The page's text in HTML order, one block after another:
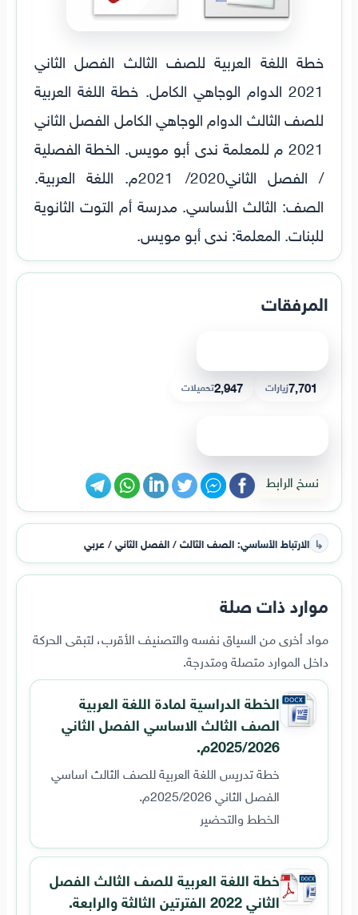
خطة اللغة العربية للصف الثالث الفصل الثاني
2021 الدوام الوجاهي الكامل. خطة اللغة العربية
للصف الثالث الدوام الوجاهي الكامل الفصل الثاني
2021 م للمعلمة ندى أبو مويس. الخطة الفصلية
/ الفصل الثاني2020/ 2021م. اللغة العربية.
الصف: الثالث الأساسي. مدرسة أم التوت الثانوية
للبنات. المعلمة: ندى أبو مويس.
المرفقات
7,701زيارات 2,947تحميلات
نسخ الرابط
↳ الارتباط الأساسي:الصف الثالث / الفصل الثاني / عربي
موارد ذات صلة
مواد أخرى من السياق نفسه والتصنيف الأقرب، لتبقى الحركة
داخل الموارد متصلة ومتدرجة.
الخطة الدراسية لمادة اللغة العربية
الصف الثالث الاساسي الفصل الثاني
2025/2026م.
خطة تدريس اللغة العربية للصف الثالث اساسي
الفصل الثاني 2025/2026م.
الخطط والتحضير
خطة اللغة العربية للصف الثالث الفصل
الثاني 2022 الفترتين الثالثة والرابعة.